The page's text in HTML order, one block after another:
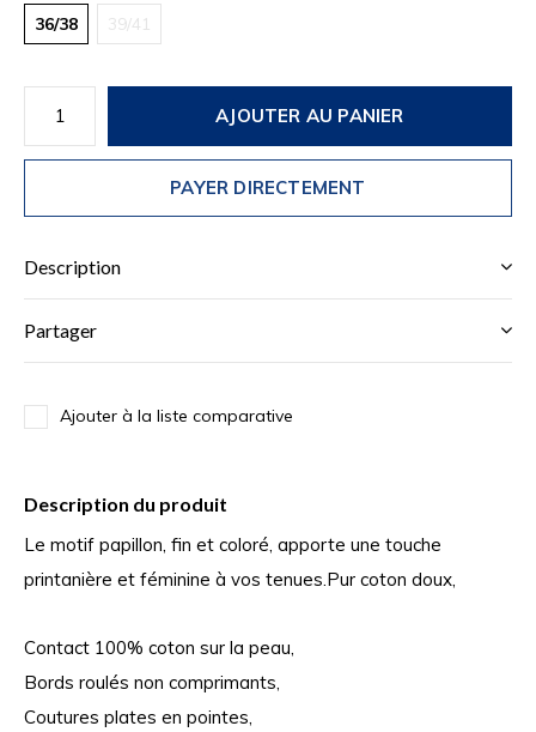
36/38 39/41
AJOUTER AU PANIER
PAYER DIRECTEMENT
Description
Partager
Ajouter à la liste comparative
Description du produit
Le motif papillon, fin et coloré, apporte une touche
printanière et féminine à vos tenues.Pur coton doux,
Contact 100% coton sur la peau,
Bords roulés non comprimants,
Coutures plates en pointes,